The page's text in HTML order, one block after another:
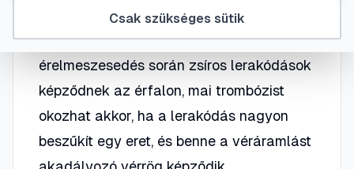
tartalmazó étrend csökkenti az
érelmeszesedés veszélyét. Az
érelmeszesedés során zsíros lerakódások
képződnek az érfalon, mai trombózist
okozhat akkor, ha a lerakódás nagyon
beszűkít egy eret, és benne a véráramlást
Csak szükséges sütik